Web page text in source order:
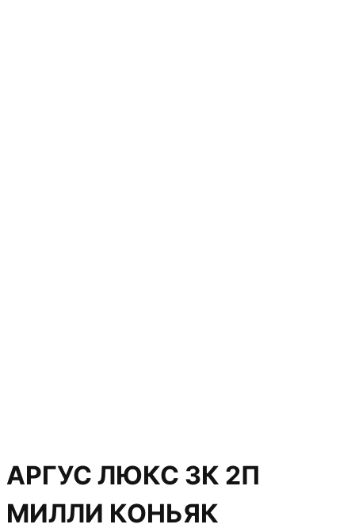
АРГУС ЛЮКС 3К 2П
МИЛЛИ КОНЬЯК